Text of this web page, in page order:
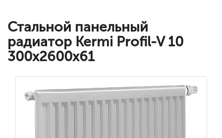
Стальной панельный
радиатор Kermi Profil-V 10
300x2600x61